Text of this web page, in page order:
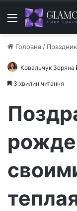
Меню
Головна /
Ковальчук Зоряна
3 хвилин читання